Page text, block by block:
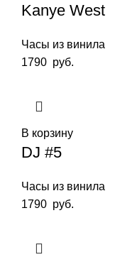
Kanye West
Часы из винила
1790 руб.
В корзину
DJ #5
Часы из винила
1790 руб.